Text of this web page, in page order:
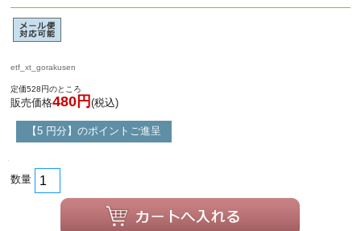
etf_xt_gorakusen
定価528円のところ
販売価格480円 (税込)
【5 円分】のポイントご進呈
数量